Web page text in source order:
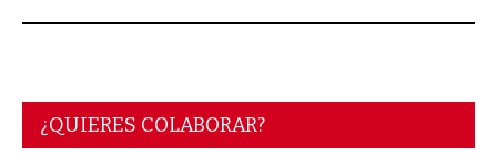
¿QUIERES COLABORAR?